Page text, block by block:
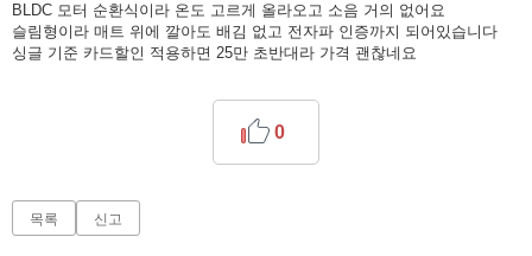
BLDC 모터 순환식이라 온도 고르게 올라오고 소음 거의 없어요
슬림형이라 매트 위에 깔아도 배김 없고 전자파 인증까지 되어있습니다
싱글 기준 카드할인 적용하면 25만 초반대라 가격 괜찮네요
0
목록 신고